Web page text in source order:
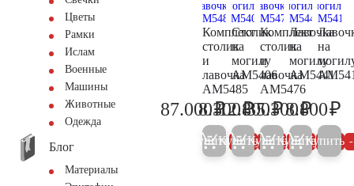
Цветы
Рамки
Ислам
Военные
Машины
Животные
Одежда
Блог
Материалы
Комплект
столик
и
лавочка
AM5485
91.600
87.000₽
Купить 5%
Столик
на
могилу
AM5406
8.700
8.300₽
Купить 5%
Комплект
столик
и
лавочка
АМ5476
13.500
12.800₽
Купить 5%
Лавочка
на
могилу
AM5441
37.200
35.300₽
Купить 5%
на
8.800₽
Купить